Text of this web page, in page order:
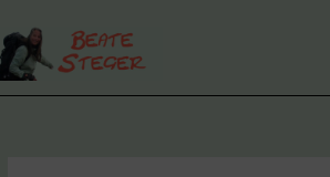
Inhalt
springen